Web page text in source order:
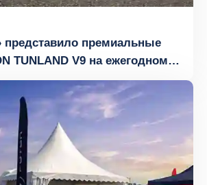
премиальные
TUNLAND V9 на ежегодном
в «Агаларов Гольф &